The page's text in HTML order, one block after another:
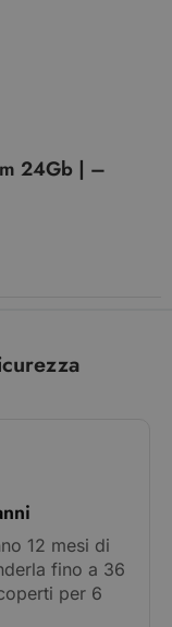
24Gb | –
12 mesi di
fino a 36
per 6